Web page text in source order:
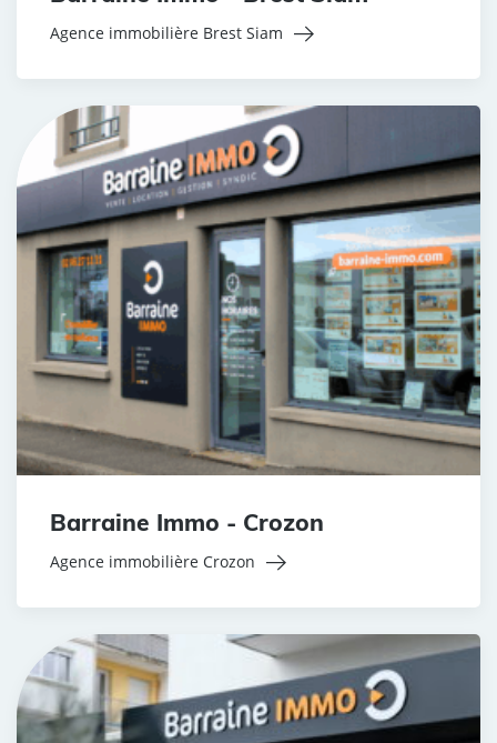
Agence immobilière Brest Siam
Barraine Immo - Crozon
Agence immobilière Crozon